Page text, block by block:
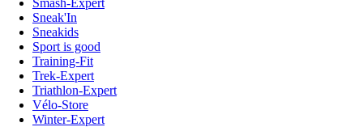
Sneak'In
Sneakids
Sport is good
Training-Fit
Trek-Expert
Triathlon-Expert
Vélo-Store
Winter-Expert